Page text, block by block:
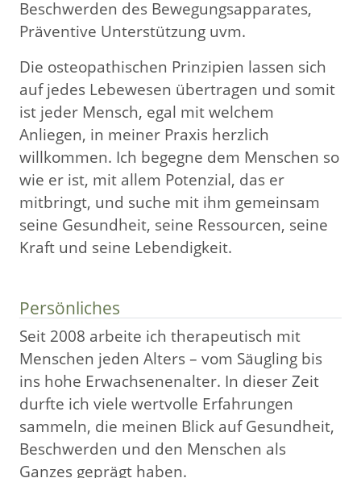
Beschwerden des Bewegungsapparates,
Präventive Unterstützung uvm.
Die osteopathischen Prinzipien lassen sich
auf jedes Lebewesen übertragen und somit
ist jeder Mensch, egal mit welchem
Anliegen, in meiner Praxis herzlich
willkommen. Ich begegne dem Menschen so
wie er ist, mit allem Potenzial, das er
mitbringt, und suche mit ihm gemeinsam
seine Gesundheit, seine Ressourcen, seine
Kraft und seine Lebendigkeit.
Persönliches
Seit 2008 arbeite ich therapeutisch mit
Menschen jeden Alters – vom Säugling bis
ins hohe Erwachsenenalter. In dieser Zeit
durfte ich viele wertvolle Erfahrungen
sammeln, die meinen Blick auf Gesundheit,
Beschwerden und den Menschen als
Ganzes geprägt haben.